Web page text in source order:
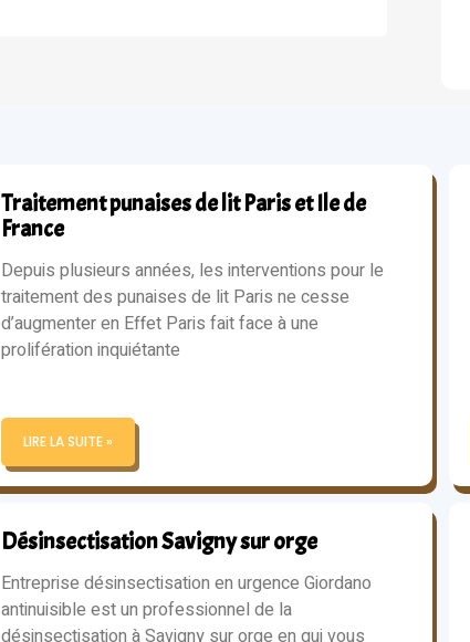
Traitement punaises de lit Paris et Ile de
France
Depuis plusieurs années, les interventions pour le
traitement des punaises de lit Paris ne cesse
d’augmenter en Effet Paris fait face à une
prolifération inquiétante
LIRE LA SUITE »
Désinsectisation Savigny sur orge
Entreprise désinsectisation en urgence Giordano
antinuisible est un professionnel de la